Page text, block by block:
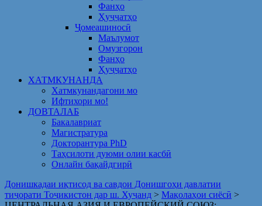
Фанҳо
Ҳуҷҷатҳо
Ҷомеашиносӣ
Маълумот
Омузгорон
Фанҳо
Ҳуҷҷатҳо
ХАТМКУНАНДА
Хатмкунандагони мо
Ифтихори мо!
ДОВТАЛАБ
Бакалавриат
Магистратура
Докторантура PhD
Таҳсилоти дуюми олии касбӣ
Онлайн бақайдгирӣ
Донишкадаи иқтисод ва савдои Донишгоҳи давлатии
тиҷорати Тоҷикистон дар ш. Хуҷанд > Мақолаҳои сиёсӣ >